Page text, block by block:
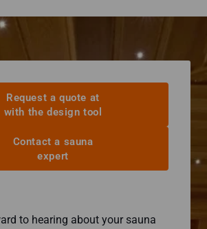
Request a quote at
with the design tool
Contact a sauna
expert
to hearing about your sauna